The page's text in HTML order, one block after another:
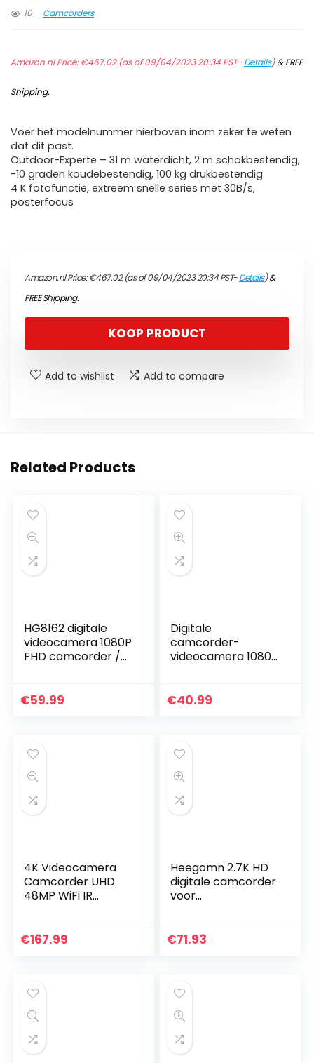
10
Camcorders
Amazon.nl Price:€467.02(as of 09/04/2023 20:34 PST- Details)&FREE
Shipping.
Voer het modelnummer hierboven inom zeker te weten
dat dit past.
Outdoor-Experte – 31 m waterdicht, 2 m schokbestendig,
-10 graden koudebestendig, 100 kg drukbestendig
4 K fotofunctie, extreem snelle series met 30B/s,
posterfocus
Amazon.nl Price:€467.02(as of 09/04/2023 20:34 PST-Details)&
FREE Shipping.
KOOP PRODUCT
Add to wishlist Add to compare
Related Products
HG8162 digitale
videocamera 1080P
FHD camcorder /
graden draaibare
/oudere mensen
€59.99
Digitale
camcorder-
videocamera 1080p
vlogging-camera
€40.99
4K Videocamera
Camcorder UHD
48MP WiFi IR
Digitale Zoom
Microfoon,
Handheld
Stabilizer,Zonnekap
,Afstandsbediening,
2 Batterijen
€167.99
Heegomn 2.7K HD
digitale camcorder
voor
1520P videocamera
€71.93